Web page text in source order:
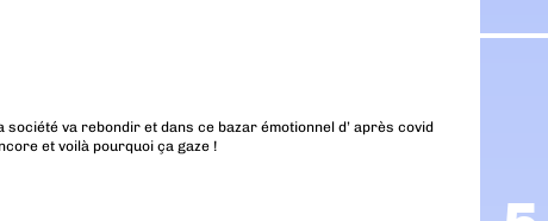
va rebondir et dans ce bazar émotionnel d’ après covid
et voilà pourquoi ça gaze !